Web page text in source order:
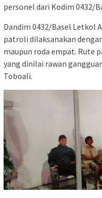
personel dari Kodim 0432/
Dandim 0432/Basel Letkol
patroli dilaksanakan
maupun roda empat. Rute
yang dinilai rawan
Toboali.